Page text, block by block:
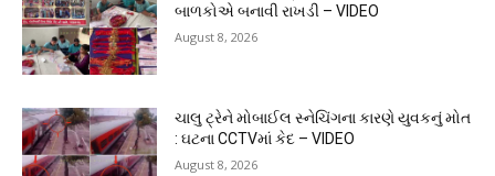
બાળકોએ બનાવી રાખડી – VIDEO
August 8, 2026
ચાલુ ટ્રેને મોબાઈલ સ્નેચિંગના કારણે યુવકનું મોત
: ઘટના CCTVમાં કેદ – VIDEO
August 8, 2026